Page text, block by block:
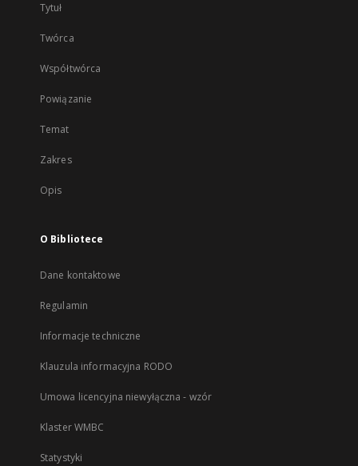
Tytuł
Twórca
Współtwórca
Powiązanie
Temat
Zakres
Opis
O Bibliotece
Dane kontaktowe
Regulamin
Informacje techniczne
Klauzula informacyjna RODO
Umowa licencyjna niewyłączna - wzór
Klaster WMBC
Statystyki